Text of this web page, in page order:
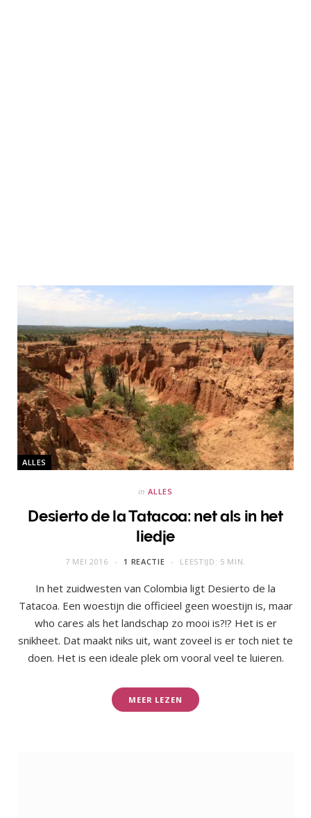
ALLES
in ALLES
Desierto de la Tatacoa: net als in het
liedje
7 MEI 2016 1 REACTIE LEESTIJD: 5 MIN.
In het zuidwesten van Colombia ligt Desierto de la
Tatacoa. Een woestijn die officieel geen woestijn is, maar
who cares als het landschap zo mooi is?!? Het is er
snikheet. Dat maakt niks uit, want zoveel is er toch niet te
doen. Het is een ideale plek om vooral veel te luieren.
MEER LEZEN